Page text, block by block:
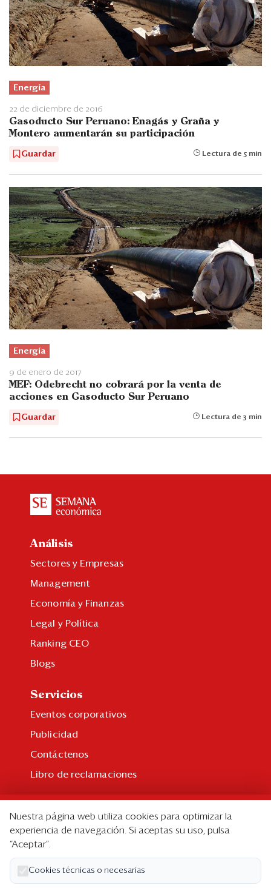
Energía
22 de diciembre de 2016
Gasoducto Sur Peruano: Enagás y Graña y
Montero aumentarán su participación
Guardar Lectura de 5 min
Energía
9 de enero de 2017
MEF: Odebrecht no cobrará por la venta de
acciones en Gasoducto Sur Peruano
Guardar Lectura de 3 min
Análisis
Sectores y Empresas
Management
Economía y Finanzas
Legal y Política
Ranking CEO
Blogs
Servicios
Eventos corporativos
Publicidad
Contáctenos
Libro de reclamaciones
Suscripción individual
Paquetes corporativos
Edición Impresa
Nuestra página web utiliza cookies para optimizar la
experiencia de navegación. Si aceptas su uso, pulsa
“Aceptar”.
Cookies técnicas o necesarias